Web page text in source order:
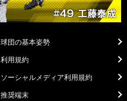
球団の基本姿勢
利用規約
ソーシャルメディア利用規約
推奨端末